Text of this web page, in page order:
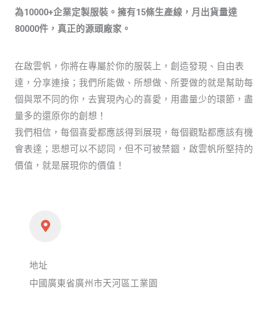
為10000+企業定製服裝。擁有15條生產線，月出貨量達
80000件，真正的源頭廠家。
在啟雲帆，你將在專屬於你的服裝上，創造發現、自由表
達，分享連接；我們所能做、所想做、所要做的就是幫助每
個與眾不同的你，去實現內心的喜愛，用盡量少的環節，盡
量多的還原你的創想！
我們相信，每個喜愛都應該得到展現，每個觀點都應該有機
會表達；思想可以不認同，但不可被禁錮，啟雲帆所堅持的
價值，就是展現你的價值！
地址
中國廣東省廣州市天河區工業園